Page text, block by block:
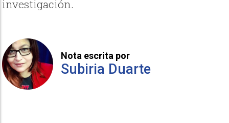
investigación.
Nota escrita por
Subiria Duarte